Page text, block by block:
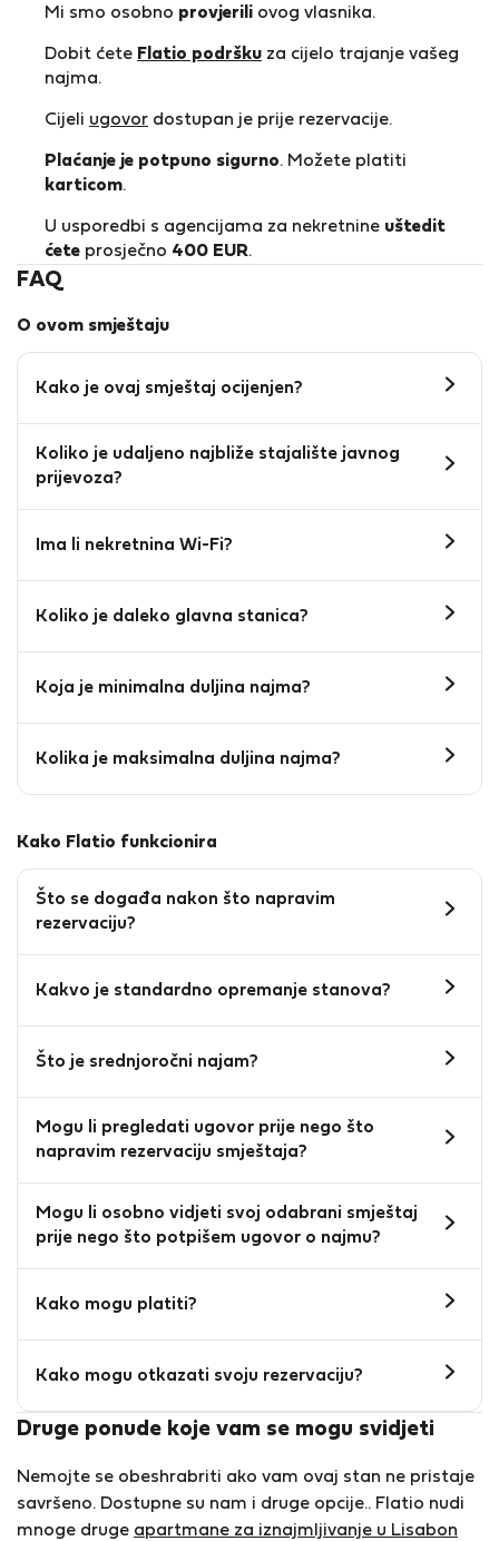
Mi smo osobno provjerili ovog vlasnika.
Dobit ćete Flatio podršku za cijelo trajanje vašeg
najma.
Cijeli ugovor dostupan je prije rezervacije.
Plaćanje je potpuno sigurno. Možete platiti
karticom.
U usporedbi s agencijama za nekretnine uštedit
ćete prosječno 400 EUR.
FAQ
O ovom smještaju
Kako je ovaj smještaj ocijenjen?
Koliko je udaljeno najbliže stajalište javnog
prijevoza?
Ima li nekretnina Wi-Fi?
Koliko je daleko glavna stanica?
Koja je minimalna duljina najma?
Kolika je maksimalna duljina najma?
Kako Flatio funkcionira
Što se događa nakon što napravim
rezervaciju?
Kakvo je standardno opremanje stanova?
Što je srednjoročni najam?
Mogu li pregledati ugovor prije nego što
napravim rezervaciju smještaja?
Mogu li osobno vidjeti svoj odabrani smještaj
prije nego što potpišem ugovor o najmu?
Kako mogu platiti?
Kako mogu otkazati svoju rezervaciju?
Druge ponude koje vam se mogu svidjeti
Nemojte se obeshrabriti ako vam ovaj stan ne pristaje
savršeno. Dostupne su nam i druge opcije.. Flatio nudi
mnoge druge apartmane za iznajmljivanje u Lisabon